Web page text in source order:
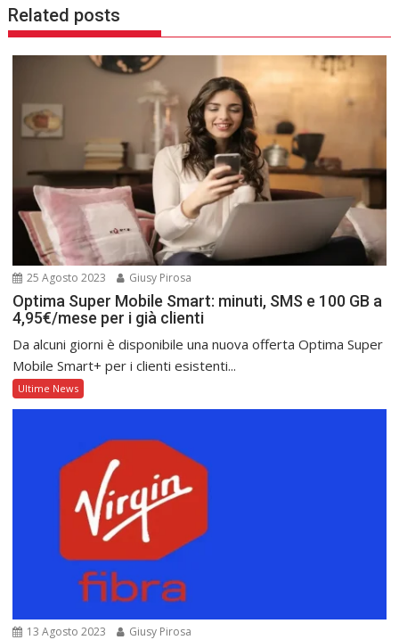
Related posts
25 Agosto 2023 Giusy Pirosa
Optima Super Mobile Smart: minuti, SMS e 100 GB a
4,95€/mese per i già clienti
Da alcuni giorni è disponibile una nuova offerta Optima Super
Mobile Smart+ per i clienti esistenti...
Ultime News
13 Agosto 2023 Giusy Pirosa